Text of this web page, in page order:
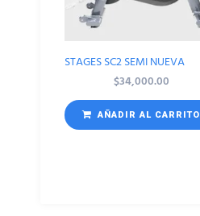
STAGES SC2 SEMI NUEVA
$34,000.00
AÑADIR AL CARRITO